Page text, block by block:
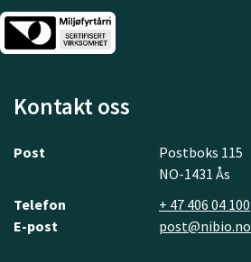
Kontakt oss
Post
Postboks 115
NO-1431 Ås
Telefon
+ 47 406 04 100
E-post
post@nibio.no